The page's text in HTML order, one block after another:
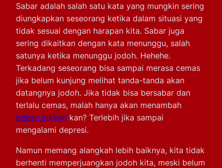
Sabar adalah salah satu kata yang mungkin sering
diungkapkan seseorang ketika dalam situasi yang
tidak sesuai dengan harapan kita. Sabar juga
sering dikaitkan dengan kata menunggu, salah
satunya ketika menunggu jodoh. Hehehe.
Terkadang seseorang bisa sampai merasa cemas
jika belum kunjung melihat tanda-tanda akan
datangnya jodoh. Jika tidak bisa bersabar dan
terlalu cemas, malah hanya akan menambah
beban pikiran kan? Terlebih jika sampai
mengalami depresi.
Namun memang alangkah lebih baiknya, kita tidak
berhenti memperjuangkan jodoh kita, meski belum